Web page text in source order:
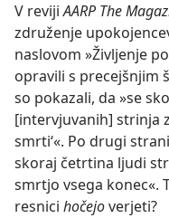
V revijiAARP The
združenje
naslovom »Življenje
opravili s precejšnjim
so pokazali, da »se
[intervjuvanih] strinja
smrti‘«. Po drugi
skoraj četrtina ljudi
smrtjo vsega konec«.
resnici hočejoverjeti?